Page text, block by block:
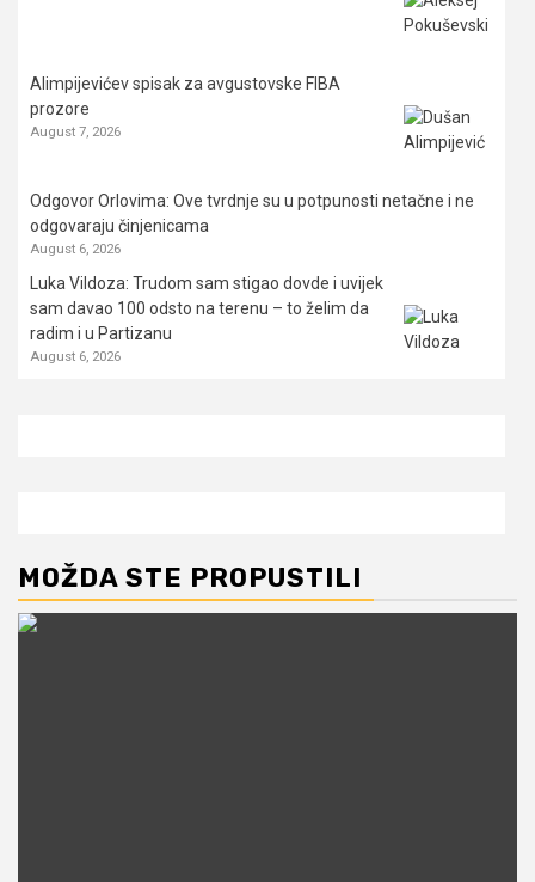
Alimpijevićev spisak za avgustovske FIBA
prozore
August 7, 2026
Odgovor Orlovima: ​Ove tvrdnje su u potpunosti netačne i ne
odgovaraju činjenicama
August 6, 2026
Luka Vildoza: Trudom sam stigao dovde i uvijek
sam davao 100 odsto na terenu – to želim da
radim i u Partizanu
August 6, 2026
MOŽDA STE PROPUSTILI